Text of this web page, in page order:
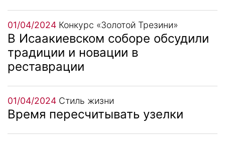
01/04/2024 Конкурс «Золотой Трезини»
В Исаакиевском соборе обсудили
традиции и новации в
реставрации
01/04/2024 Стиль жизни
Время пересчитывать узелки